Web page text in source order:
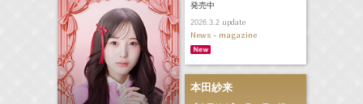
発売中
2026.3.2update
News - magazine
本田紗来